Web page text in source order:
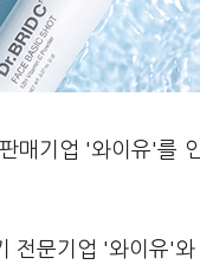
매기업 '와이유'를
전문기업 '와이유'와